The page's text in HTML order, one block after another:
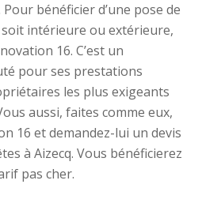
bénéficier d’une pose de
intérieure ou extérieure,
16. C’est un
pour ses prestations
les plus exigeants
aussi, faites comme eux,
16 et demandez-lui un devis
à Aizecq. Vous bénéficierez
pas cher.